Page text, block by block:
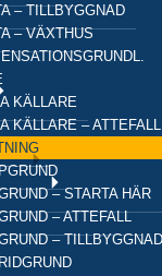
– TILLBYGGNAD
– VÄXTHUS
KÄLLARE
KÄLLARE – ATTEFALL
– STARTA HÄR
– ATTEFALL
– TILLBYGGNAD